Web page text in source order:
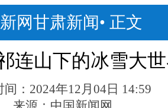
网甘肃新闻• 正文
连山下的冰雪大
： 2024年12月04日 14:59